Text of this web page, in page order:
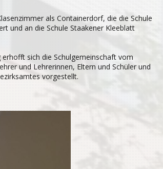
als Containerdorf, die die Schule
und an die Schule Staakener Kleeblatt
sich die Schulgemeinschaft vom
und Lehrerinnen, Eltern und Schüler und
vorgestellt.